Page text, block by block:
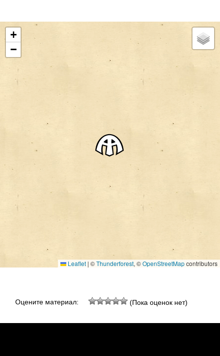
+
−
Leaflet | ©Thunderforest, ©OpenStreetMapcontributors
Оцените материал: (Пока оценок нет)